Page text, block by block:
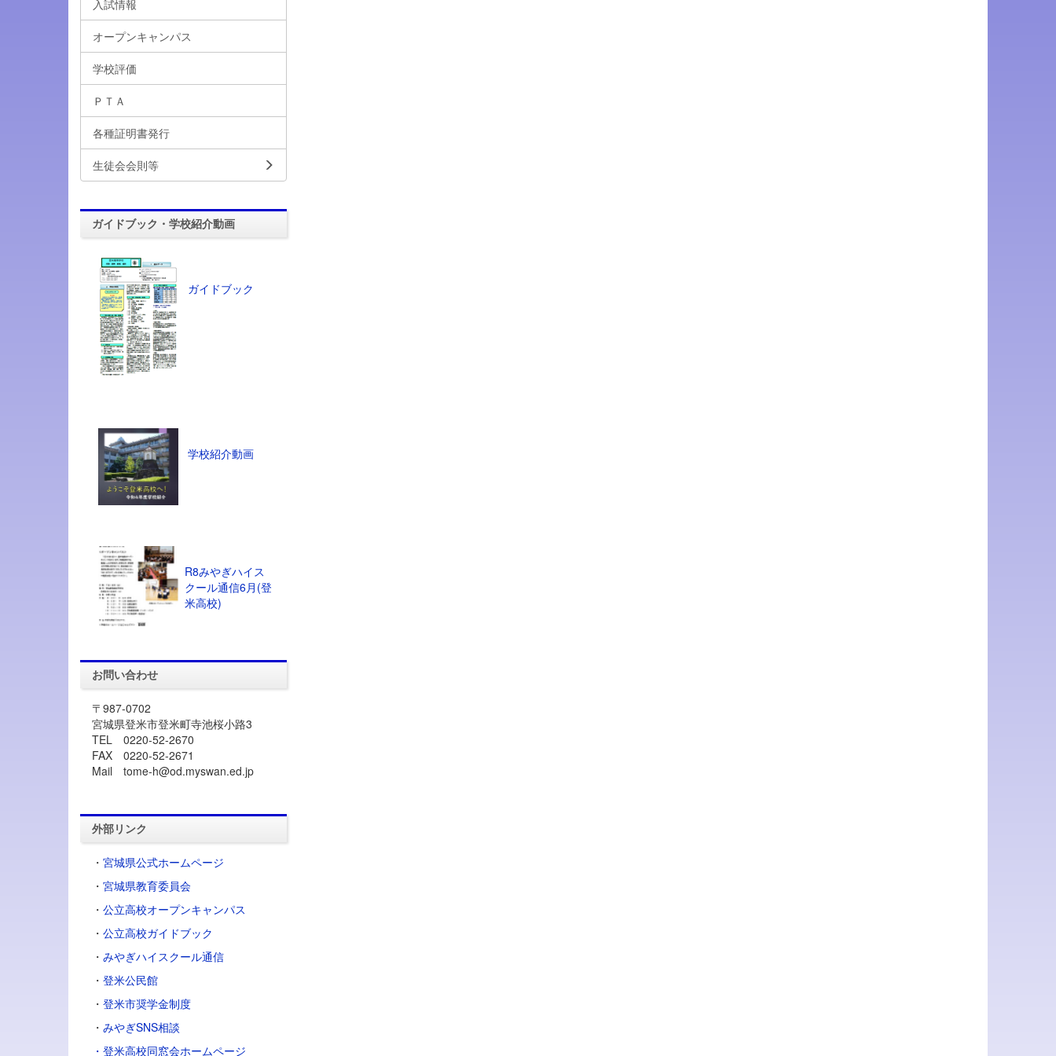
入試情報
オープンキャンパス
学校評価
ＰＴＡ
各種証明書発行
生徒会会則等
ガイドブック・学校紹介動画
ガイドブック
学校紹介動画
R8みやぎハイス
クール通信6月(登
米高校)
お問い合わせ
〒987-0702
宮城県登米市登米町寺池桜小路3
TEL 0220-52-2670
FAX 0220-52-2671
Mail tome-h@od.myswan.ed.jp
外部リンク
・ 宮城県公式ホームページ
・ 宮城県教育委員会
・ 公立高校オープンキャンパス
・ 公立高校ガイドブック
・ みやぎハイスクール通信
・ 登米公民館
・ 登米市奨学金制度
・ みやぎSNS相談
・登米高校同窓会ホームページ